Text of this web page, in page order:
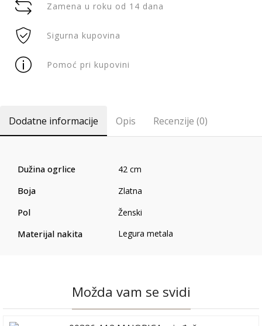
Zamena u roku od 14 dana
Sigurna kupovina
Pomoć pri kupovini
Dodatne informacije Opis Recenzije (0)
Dužina ogrlice 42 cm
Boja Zlatna
Pol Ženski
Materijal nakita Legura metala
Možda vam se svidi